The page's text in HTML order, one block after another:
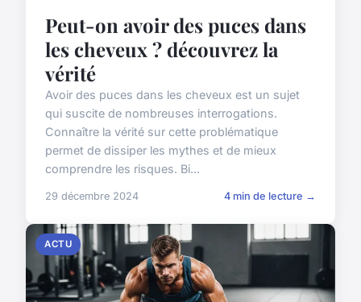
Peut-on avoir des puces dans
les cheveux ? découvrez la
vérité
Avoir des puces dans les cheveux est un sujet
qui suscite de nombreuses interrogations.
Connaître la vérité sur cette problématique
permet de dissiper les mythes et de mieux
comprendre les risques. Bi...
29 décembre 2024 4 min de lecture →
ACTU